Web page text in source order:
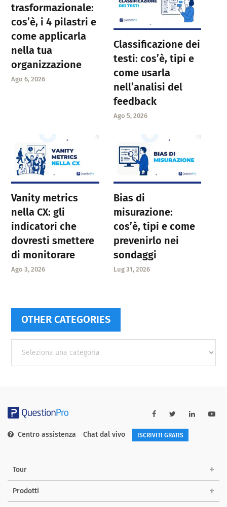
trasformazionale:
cos’è, i 4 pilastri e
come applicarla
nella tua
organizzazione
Ago 6, 2026
Classificazione dei
testi: cos’è, tipi e
come usarla
nell’analisi del
feedback
Ago 5, 2026
Vanity metrics
nella CX: gli
indicatori che
dovresti smettere
di monitorare
Ago 3, 2026
Bias di
misurazione:
cos’è, tipi e come
prevenirlo nei
sondaggi
Lug 31, 2026
OTHER CATEGORIES
categories
Centro assistenza Chat dal vivo ISCRIVITI GRATIS
Tour
Prodotti